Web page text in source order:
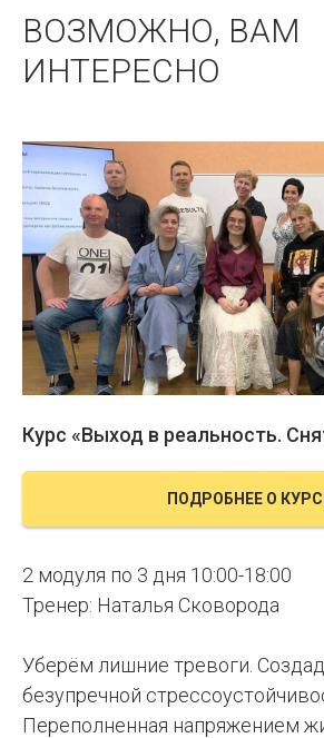
ВОЗМОЖНО, ВАМ
ИНТЕРЕСНО
Курс «Выход в реальность.
ПОДРОБНЕЕ О
2 модуля по 3 дня 10:00-18:00
Тренер: Наталья Сковорода
Уберём лишние тревоги.
безупречной
Переполненная напряжением